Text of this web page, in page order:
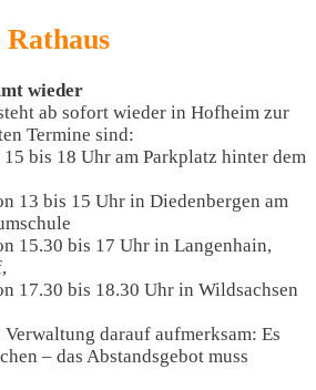
wieder
ab sofort wieder in Hofheim zur
Termine sind:
bis 18 Uhr am Parkplatz hinter dem
13 bis 15 Uhr in Diedenbergen am
15.30 bis 17 Uhr in Langenhain,
17.30 bis 18.30 Uhr in Wildsachsen
darauf aufmerksam: Es
– das Abstandsgebot muss